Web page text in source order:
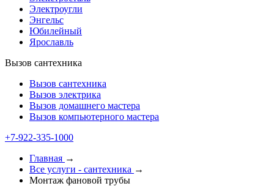
Электроугли
Энгельс
Юбилейный
Ярославль
Вызов сантехника
Вызов сантехника
Вызов электрика
Вызов домашнего мастера
Вызов компьютерного мастера
+7-922-335-1000
Главная →
Все услуги - cантехника →
Монтаж фановой трубы